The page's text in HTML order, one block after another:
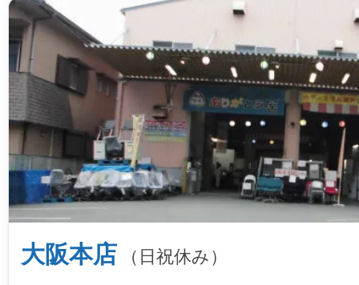
大阪本店 （日祝休み）